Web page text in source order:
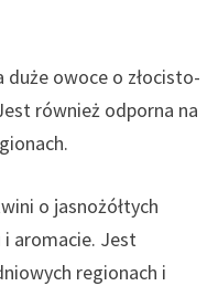
duże owoce o złocisto-
również odporna na
o jasnożółtych
aromacie. Jest
regionach i